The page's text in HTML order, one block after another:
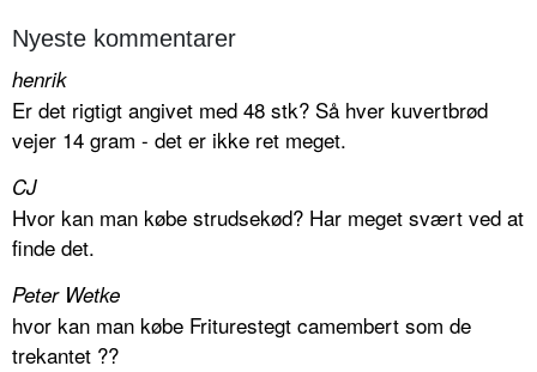
Nyeste kommentarer
henrik
Er det rigtigt angivet med 48 stk? Så hver kuvertbrød
vejer 14 gram - det er ikke ret meget.
CJ
Hvor kan man købe strudsekød? Har meget svært ved at
finde det.
Peter Wetke
hvor kan man købe Friturestegt camembert som de
trekantet ??